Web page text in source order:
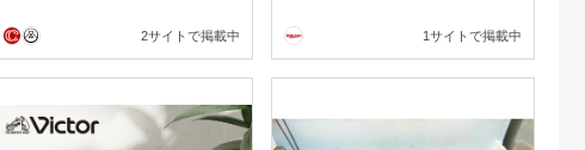
2サイトで掲載中 1サイトで掲載中